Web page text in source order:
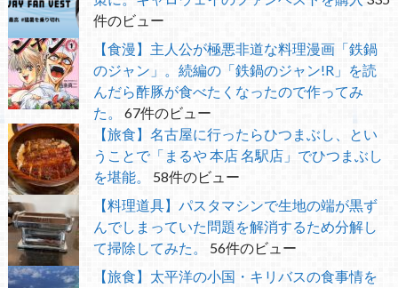
件のビュー
【食漫】主人公が極悪非道な料理漫画「鉄鍋
のジャン」。続編の「鉄鍋のジャン!R」を読
んだら酢豚が食べたくなったので作ってみ
た。
67件のビュー
【旅食】名古屋に行ったらひつまぶし、とい
うことで「まるや 本店 名駅店」でひつまぶし
を堪能。
58件のビュー
【料理道具】パスタマシンで生地の端が黒ず
んでしまっていた問題を解消するため分解し
て掃除してみた。
56件のビュー
【旅食】太平洋の小国・キリバスの食事情を